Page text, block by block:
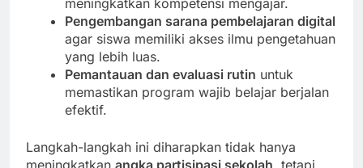
Pengembangan sarana pembelajaran digital
agar siswa memiliki akses ilmu pengetahuan
yang lebih luas.
Pemantauan dan evaluasi rutin untuk
memastikan program wajib belajar berjalan
efektif.
Langkah-langkah ini diharapkan tidak hanya
meningkatkan angka partisipasi sekolah, tetapi